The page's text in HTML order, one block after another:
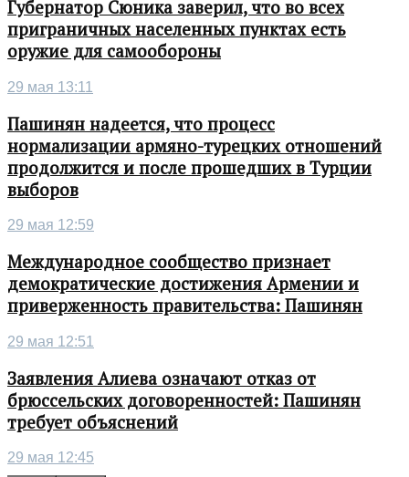
Губернатор Сюника заверил, что во всех
приграничных населенных пунктах есть
оружие для самообороны
29 мая 13:11
Пашинян надеется, что процесс
нормализации армяно-турецких отношений
продолжится и после прошедших в Турции
выборов
29 мая 12:59
Международное сообщество признает
демократические достижения Армении и
приверженность правительства: Пашинян
29 мая 12:51
Заявления Алиева означают отказ от
брюссельских договоренностей: Пашинян
требует объяснений
29 мая 12:45